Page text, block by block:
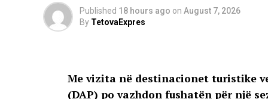
Published 18 hours ago on August 7, 2026
By TetovaExpres
Me vizita në destinacionet turistike
(DAP) po vazhdon fushatën për një